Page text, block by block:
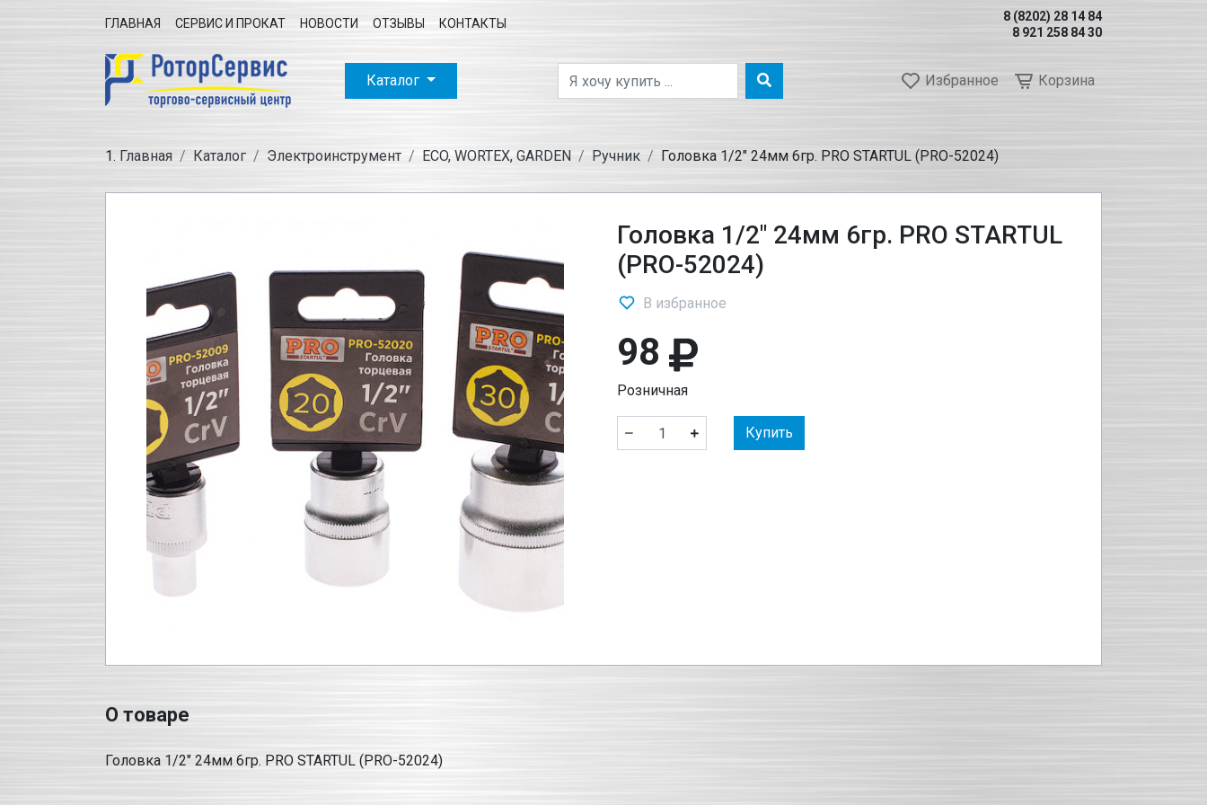
ГЛАВНАЯ СЕРВИС И ПРОКАТ НОВОСТИ ОТЗЫВЫ КОНТАКТЫ
8 (8202) 28 14 84
8 921 258 84 30
Избранное Корзина
Каталог
Главная Каталог Электроинструмент ECO, WORTEX, GARDEN Ручник Головка 1/2" 24мм 6гр. PRO STARTUL (PRO-52024)
Головка 1/2" 24мм 6гр. PRO STARTUL
(PRO-52024)
В избранное
98
Розничная
Купить
О товаре
Головка 1/2" 24мм 6гр. PRO STARTUL (PRO-52024)